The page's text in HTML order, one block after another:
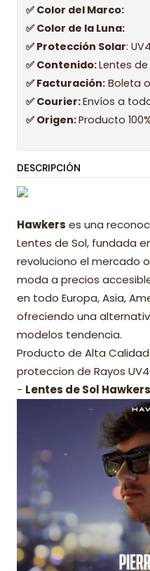
✅ Color del Marco:
✅ Color de la Luna:
✅ Protección Solar:
✅ Contenido:Lentes
✅ Facturación: Boleta
✅ Courier:Envíos a
✅ Origen:Producto
DESCRIPCIÓN
Hawkers es una
Lentes de Sol, fundada
revoluciono el mercado
moda a precios
en todo Europa, Asia,
ofreciendo una
modelos tendencia.
Producto de Alta
proteccion de Rayos
- Lentes de Sol